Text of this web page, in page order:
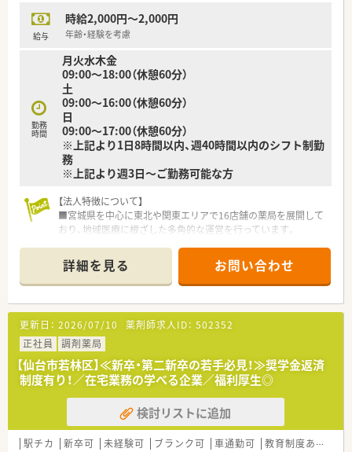
給与
時給2,000円～2,000円
年齢・経験を考慮
勤務
時間
月火水木金
09:00～18:00（休憩60分）
土
09:00～16:00（休憩60分）
日
09:00～17:00（休憩60分）
※上記より1日8時間以内、週40時間以内のシフト制勤
務
※上記より週3日～ご勤務可能な方
【法人特徴について】
■宮城県を中心に東北や関東エリアで16店舗の薬局を展開して
おり、地域医療に根ざした多角的な運営を行っています。
関係性を築きながら長く勤められる環境が魅力です。
■社員のやる気を尊重する社風が根付いており、独立希望者への
ノウハウ提供や自己研鑽への支援も惜しみません。
【店舗情報と応需状況について】
■地下鉄東西線の卸町駅から徒歩3分という好立地にあり、内科
や皮膚科など複数科目を1日200枚ほど応需しています。
■常勤3名とパート4名の薬剤師が在籍しており、事務員2名を含
めた計3名から5名体制で日々の業務を行っています。
■近隣のクリニックから多岐にわたる処方箋を受け付けており、
幅広い知識を習得しながらスピーディーに対応します。
【想定される業務内容】
■基本的な調剤や監査、服薬指導に加えて、往診同行を含む在宅
詳細を見る お問い合わせ
更新日： 2026/07/10 薬剤師求人ID： 502352
正社員
調剤薬局
【仙台市若林区】≪新卒・第二新卒の若手必見！≫奨学金返済
制度有り！／在宅業務の学べる企業／福利厚生◎
検討リストに追加
駅チカ 新卒可 未経験可 ブランク可 車通勤可 教育制度あり